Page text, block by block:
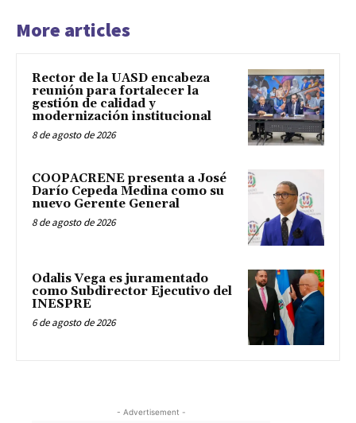
More articles
Rector de la UASD encabeza
reunión para fortalecer la
gestión de calidad y
modernización institucional
8 de agosto de 2026
COOPACRENE presenta a José
Darío Cepeda Medina como su
nuevo Gerente General
8 de agosto de 2026
Odalis Vega es juramentado
como Subdirector Ejecutivo del
INESPRE
6 de agosto de 2026
- Advertisement -